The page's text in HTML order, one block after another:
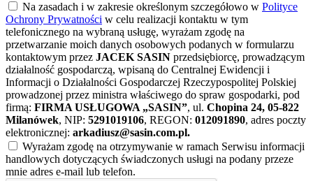
Na zasadach i w zakresie określonym szczegółowo w Polityce
Ochrony Prywatności w celu realizacji kontaktu w tym
telefonicznego na wybraną usługę, wyrażam zgodę na
przetwarzanie moich danych osobowych podanych w formularzu
kontaktowym przez JACEK SASIN przedsiębiorcę, prowadzącym
działalność gospodarczą, wpisaną do Centralnej Ewidencji i
Informacji o Działalności Gospodarczej Rzeczypospolitej Polskiej
prowadzonej przez ministra właściwego do spraw gospodarki, pod
firmą: FIRMA USŁUGOWA „SASIN”, ul. Chopina 24, 05-822
Milanówek, NIP: 5291019106, REGON: 012091890, adres poczty
elektronicznej: arkadiusz@sasin.com.pl.
Wyrażam zgodę na otrzymywanie w ramach Serwisu informacji
handlowych dotyczących świadczonych usługi na podany przeze
mnie adres e-mail lub telefon.